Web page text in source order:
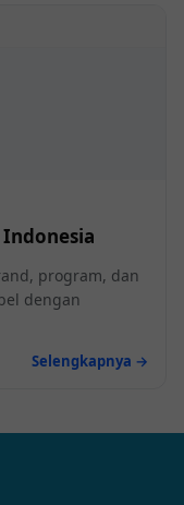
program, dan
dengan
Selengkapnya →